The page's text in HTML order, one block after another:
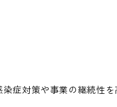
症対策や事業の継続性